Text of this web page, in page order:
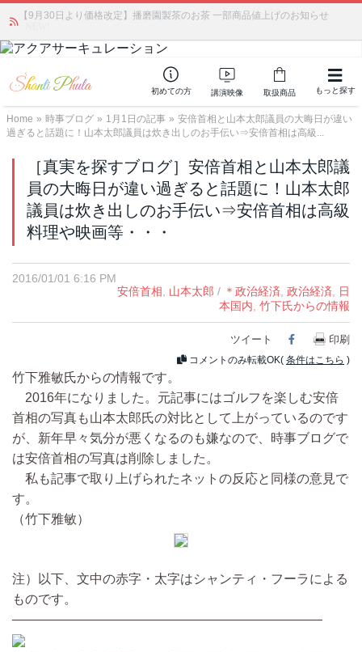
【9月30日より価格改定】播磨園製茶のお茶 一部商品値上げのお知らせ
「みんなの備蓄・災害対策」 vol.4 〜断水・燃料不足・停電対策
初めての方 講演映像 取扱商品 もっと探す
Home » 時事ブログ » 1月1日の記事 » 安倍首相と山本太郎議員の大晦日が違い
過ぎると話題に！山本太郎議員は炊き出しのお手伝い⇒安倍首相は高級...
［真実を探すブログ］安倍首相と山本太郎議
員の大晦日が違い過ぎると話題に！山本太郎
議員は炊き出しのお手伝い⇒安倍首相は高級
料理や映画等・・・
2016/01/01 6:16 PM
安倍首相
山本太郎 / ＊政治経済 政治経済
日
本国内 竹下氏からの情報
ツイート Facebook
印刷
コメントのみ転載OK( 条件はこちら )
竹下雅敏氏からの情報です。
2016年になりました。元記事にはゴルフを楽しむ安倍
首相の写真も山本太郎氏の対比として上がっているのです
が、新年早々気分が悪くなるのも嫌なので、時事ブログで
は安倍首相の写真は削除しました。
私も記事で取り上げられたネットの反応と同様の意見で
す。
（竹下雅敏）
注）以下、文中の赤字・太字はシャンティ・フーラによる
ものです。
――――――――――――――――――――――――